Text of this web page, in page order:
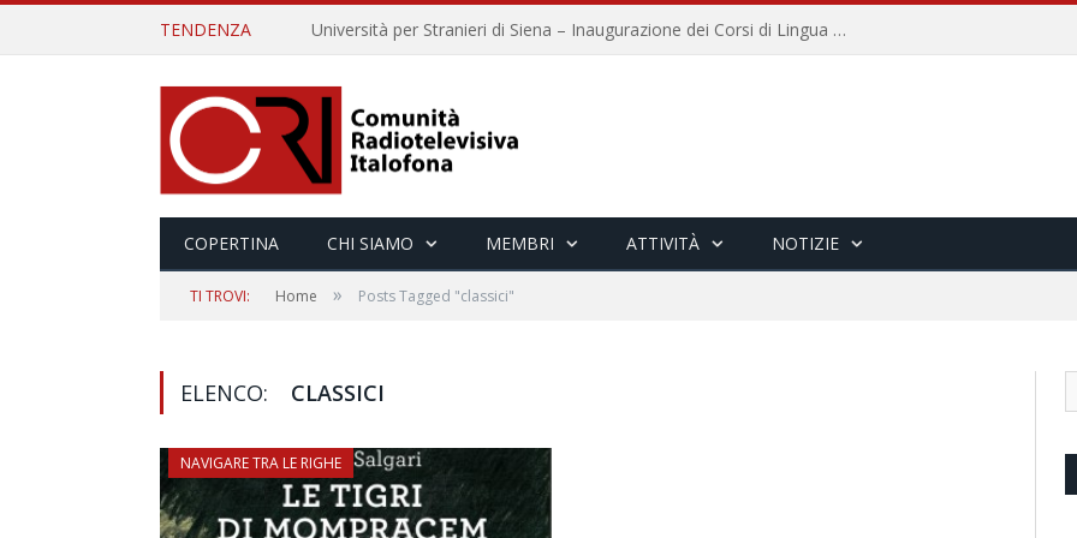
TENDENZA Università per Stranieri di Siena – Inaugurazione dei Corsi di Lingua e Cultura Italiana, 109a annata
COPERTINA CHI SIAMO MEMBRI ATTIVITÀ NOTIZIE
TI TROVI: Home » Posts Tagged "classici"
ELENCO: CLASSICI
NAVIGARE TRA LE RIGHE